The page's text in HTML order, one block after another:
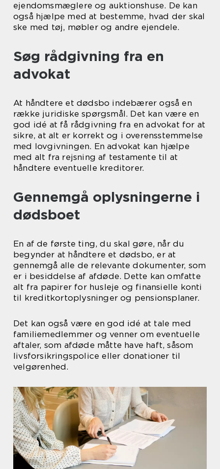
ejendomsmæglere og auktionshuse. De kan
også hjælpe med at bestemme, hvad der skal
ske med tøj, møbler og andre ejendele.
Søg rådgivning fra en
advokat
At håndtere et dødsbo indebærer også en
række juridiske spørgsmål. Det kan være en
god idé at få rådgivning fra en advokat for at
sikre, at alt er korrekt og i overensstemmelse
med lovgivningen. En advokat kan hjælpe
med alt fra rejsning af testamente til at
håndtere eventuelle kreditorer.
Gennemgå oplysningerne i
dødsboet
En af de første ting, du skal gøre, når du
begynder at håndtere et dødsbo, er at
gennemgå alle de relevante dokumenter, som
er i besiddelse af afdøde. Dette kan omfatte
alt fra papirer for husleje og finansielle konti
til kreditkortoplysninger og pensionsplaner.
Det kan også være en god idé at tale med
familiemedlemmer og venner om eventuelle
aftaler, som afdøde måtte have haft, såsom
livsforsikringspolice eller donationer til
velgørenhed.